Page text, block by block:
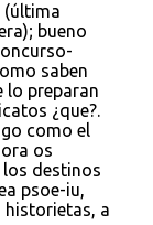
(última
bueno
saben
lo preparan
¿que?.
como el
os
destinos
psoe-iu,
historietas, a